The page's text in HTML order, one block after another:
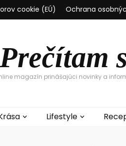
cookie (EÚ) Ochrana
Prečítam
magazín prinášajúci novinky a
Lifestyle